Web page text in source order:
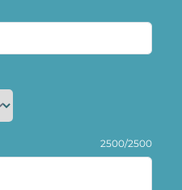
2500/2500